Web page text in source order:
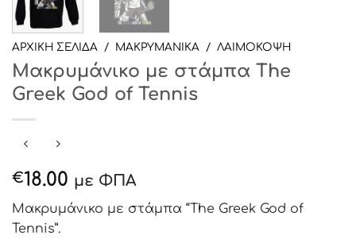
ΑΡΧΙΚΉ ΣΕΛΊΔΑ / ΜΑΚΡΥΜΑΝΙΚΑ / ΛΑΙΜΟΚΟΨΗ
Μακρυμάνικο με στάμπα The
Greek God of Tennis
€18.00 με ΦΠΑ
Μακρυμάνικο με στάμπα “The Greek God of
Tennis”.